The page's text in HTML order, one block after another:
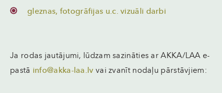
gleznas, fotogrāfijas u.c. vizuāli darbi
Ja rodas jautājumi, lūdzam sazināties ar AKKA/LAA e-
pastā info@akka-laa.lv vai zvanīt nodaļu pārstāvjiem: